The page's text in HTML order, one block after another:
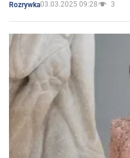
Rozrywka03.03.2025 09:28 3